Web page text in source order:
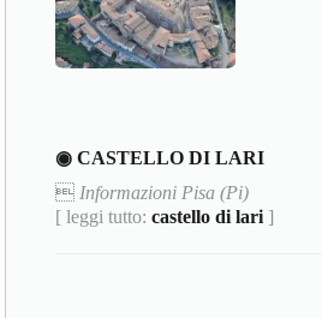
◉ CASTELLO DI LARI
 Informazioni Pisa (Pi)
[ leggi tutto:castello di lari ]